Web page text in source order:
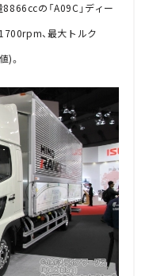
の「A09C」ディー
、最大トルク
)。